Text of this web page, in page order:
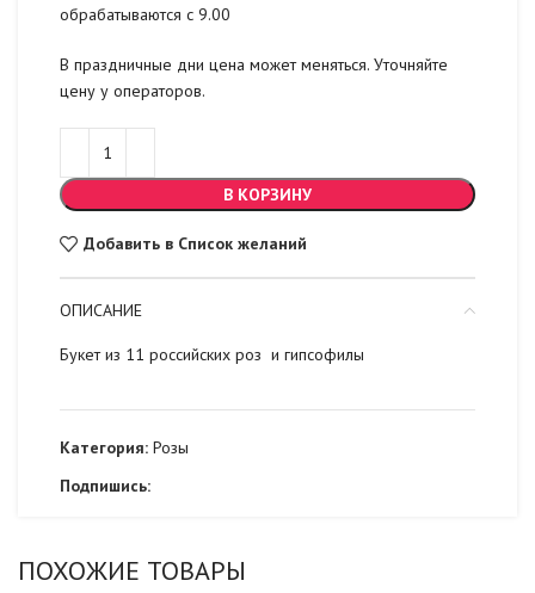
обрабатываются с 9.00
В праздничные дни цена может меняться. Уточняйте
цену у операторов.
В КОРЗИНУ
Добавить в Список желаний
ОПИСАНИЕ
Букет из 11 российских роз и гипсофилы
Категория: Розы
Подпишись:
ПОХОЖИЕ ТОВАРЫ